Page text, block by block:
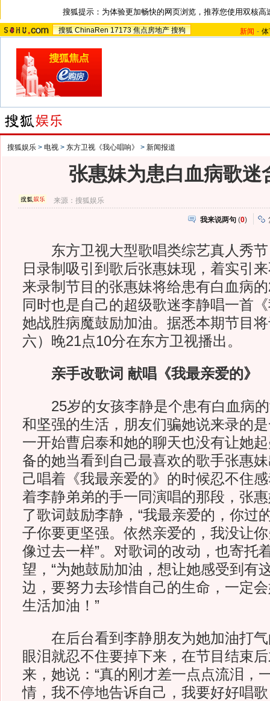
搜狐提示：为体验更加畅快的网页浏览，推荐您使用双核高
搜狐 ChinaRen 17173 焦点房地产 搜狗 新闻 -
搜狐娱乐 > 电视 > 东方卫视《我心唱响》 > 新闻报道
张惠妹为患白血病歌迷
来源：搜狐娱乐
我来说两句 (0)
东方卫视大型歌唱类综艺真人秀节
日录制吸引到歌后张惠妹现，着实引
来录制节目的张惠妹将给患有白血病
同时也是自己的超级歌迷李静唱一首
她战胜病魔鼓励加油。据悉本期节目
六）晚21点10分在东方卫视播出。
亲手改歌词 献唱《我最亲爱的》
25岁的女孩李静是个患有白血病的
和坚强的生活，朋友们骗她说来录的
一开始曹启泰和她的聊天也没有让她
备的她当看到自己最喜欢的歌手张惠
己唱着《我最亲爱的》的时候忍不住
着李静弟弟的手一同演唱的那段，张
了歌词鼓励李静，“我最亲爱的，你过
子你要更坚强。依然亲爱的，我没让
像过去一样”。对歌词的改动，也寄托
望，“为她鼓励加油，想让她感受到有
边，要努力去珍惜自己的生命，一定
生活加油！”
在后台看到李静朋友为她加油打气
眼泪就忍不住要掉下来，在节目结束
来，她说：“真的刚才差一点点流泪，
情，我不停地告诉自己，我要好好唱